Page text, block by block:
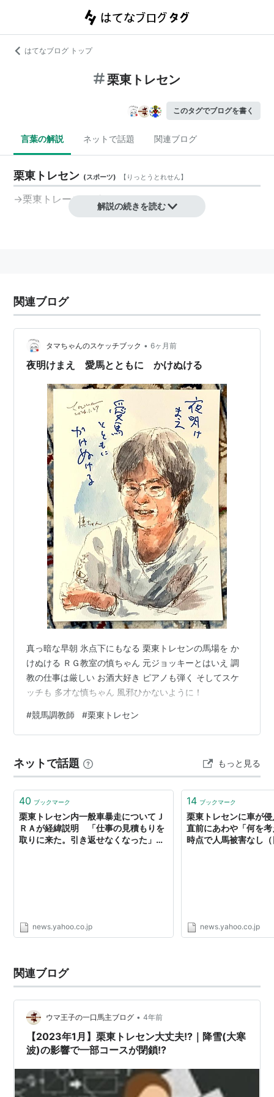
はてなブログ トップ
栗東トレセン
このタグでブログを書く
言葉の解説 ネットで話題 関連ブログ
栗東トレセン (スポーツ) 【 りっとうとれせん】
→栗東トレーニングセンター
解説の続きを読む
関連ブログ
タマちゃんのスケッチブック • 6ヶ月前
夜明けまえ 愛馬とともに かけぬける
真っ暗な早朝 氷点下にもなる 栗東トレセンの馬場を か
けぬける ＲＧ教室の慎ちゃん 元ジョッキーとはいえ 調
教の仕事は厳しい お酒大好き ピアノも弾く そしてスケ
ッチも 多才な慎ちゃん 風邪ひかないように！
#競馬調教師 #栗東トレセン
ネットで話題 もっと見る
40 ブックマーク
栗東トレセン内一般車暴走についてＪ
ＲＡが経緯説明 「仕事の見積もりを
取りに来た。引き返せなくなった」
news.yahoo.co.jp
14 ブックマーク
栗東トレセンに車が
直前にあわや「何を
時点で人馬被害なし
news.yahoo.co.jp
関連ブログ
ウマ王子の一口馬主ブログ • 4年前
【2023年1月】栗東トレセン大丈夫!?｜降雪(大寒
波)の影響で一部コースが閉鎖!?